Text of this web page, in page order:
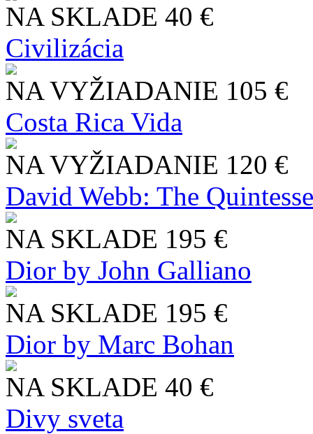
NA SKLADE 40 €
Civilizácia
NA VYŽIADANIE 105 €
Costa Rica Vida
NA VYŽIADANIE 120 €
David Webb: The
NA SKLADE 195 €
Dior by John Galliano
NA SKLADE 195 €
Dior by Marc Bohan
NA SKLADE 40 €
Divy sveta